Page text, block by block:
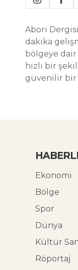
Abori
dakika
bölgeye dair
hızlı bir
güvenilir bir
Ekonomi
Bölge
Spor
Dünya
Kültür
Röportaj